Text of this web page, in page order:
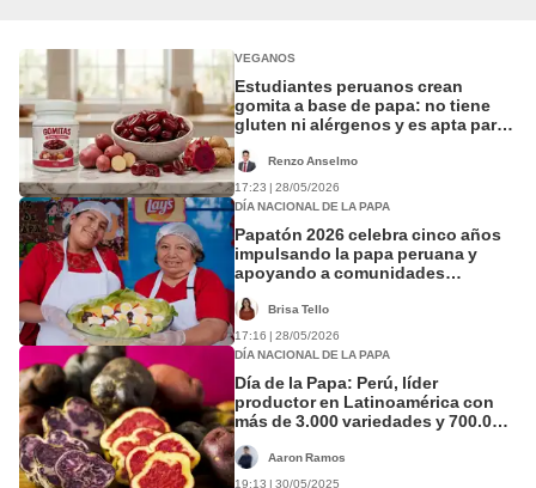
VEGANOS
Estudiantes peruanos crean
gomita a base de papa: no tiene
gluten ni alérgenos y es apta para
Renzo Anselmo
17:23 | 28/05/2026
DÍA NACIONAL DE LA PAPA
Papatón 2026 celebra cinco años
impulsando la papa peruana y
apoyando a comunidades
Brisa Tello
17:16 | 28/05/2026
DÍA NACIONAL DE LA PAPA
Día de la Papa: Perú, líder
productor en Latinoamérica con
más de 3.000 variedades y 700.000
producción
Aaron Ramos
19:13 | 30/05/2025